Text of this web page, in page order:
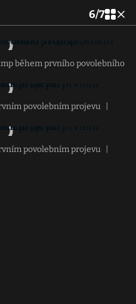
6/7
během prvního povolebního
povolebním projevu
povolebním projevu